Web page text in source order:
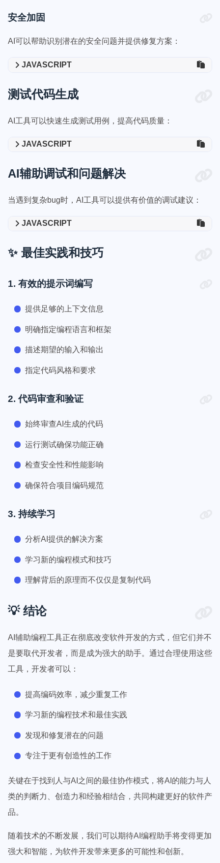
安全加固
AI可以帮助识别潜在的安全问题并提供修复方案：
JAVASCRIPT
测试代码生成
AI工具可以快速生成测试用例，提高代码质量：
JAVASCRIPT
AI辅助调试和问题解决
当遇到复杂bug时，AI工具可以提供有价值的调试建议：
JAVASCRIPT
✨ 最佳实践和技巧
1. 有效的提示词编写
提供足够的上下文信息
明确指定编程语言和框架
描述期望的输入和输出
指定代码风格和要求
2. 代码审查和验证
始终审查AI生成的代码
运行测试确保功能正确
检查安全性和性能影响
确保符合项目编码规范
3. 持续学习
分析AI提供的解决方案
学习新的编程模式和技巧
理解背后的原理而不仅仅是复制代码
💡 结论
AI辅助编程工具正在彻底改变软件开发的方式，但它们并不
是要取代开发者，而是成为强大的助手。通过合理使用这些
工具，开发者可以：
提高编码效率，减少重复工作
学习新的编程技术和最佳实践
发现和修复潜在的问题
专注于更有创造性的工作
关键在于找到人与AI之间的最佳协作模式，将AI的能力与人
类的判断力、创造力和经验相结合，共同构建更好的软件产
品。
随着技术的不断发展，我们可以期待AI编程助手将变得更加
强大和智能，为软件开发带来更多的可能性和创新。